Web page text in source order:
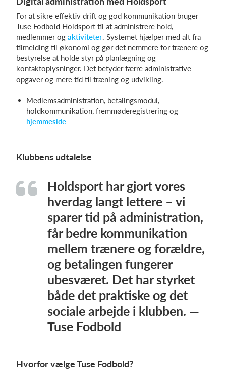
For at sikre effektiv drift og god kommunikation bruger
Tuse Fodbold Holdsport til at administrere hold,
medlemmer og aktiviteter. Systemet hjælper med alt fra
tilmelding til økonomi og gør det nemmere for trænere og
bestyrelse at holde styr på planlægning og
kontaktoplysninger. Det betyder færre administrative
opgaver og mere tid til træning og udvikling.
Medlemsadministration, betalingsmodul,
holdkommunikation, fremmøderegistrering og
hjemmeside
Klubbens udtalelse
Holdsport har gjort vores
hverdag langt lettere – vi
sparer tid på administration,
får bedre kommunikation
mellem trænere og forældre,
og betalingen fungerer
ubesværet. Det har styrket
både det praktiske og det
sociale arbejde i klubben. —
Tuse Fodbold
Hvorfor vælge Tuse Fodbold?